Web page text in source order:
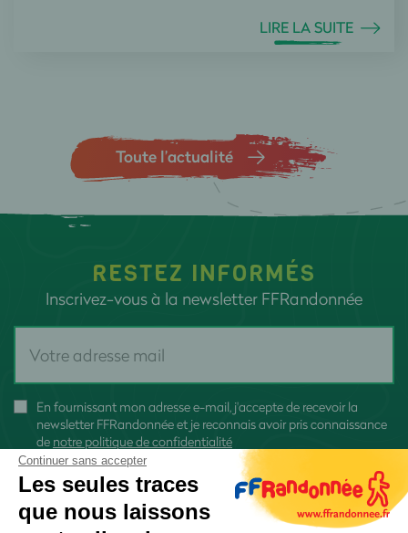
LIRE LA SUITE
Toute l’actualité
RESTEZ INFORMÉS
Inscrivez-vous à la newsletter FFRandonnée
En fournissant mon adresse e-mail, j'accepte de recevoir la
newsletter FFRandonnée et je reconnais avoir pris connaissance
de notre politique de confidentialité
Continuer sans accepter
Les seules traces
que nous laissons